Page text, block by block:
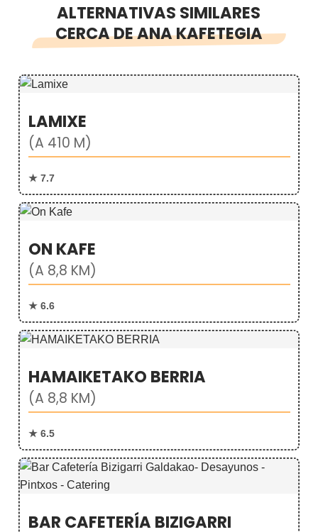
ALTERNATIVAS SIMILARES
CERCA DE ANA KAFETEGIA
LAMIXE
(A 410 M)
★ 7.7
ON KAFE
(A 8,8 KM)
★ 6.6
HAMAIKETAKO BERRIA
(A 8,8 KM)
★ 6.5
BAR CAFETERÍA BIZIGARRI